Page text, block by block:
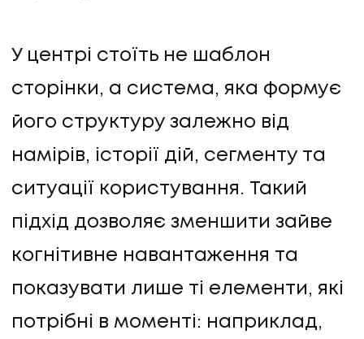
У центрі стоїть не шаблон
сторінки, а система, яка формує
його структуру залежно від
намірів, історії дій, сегменту та
ситуації користування. Такий
підхід дозволяє зменшити зайве
когнітивне навантаження та
показувати лише ті елементи, які
потрібні в моменті: наприклад,